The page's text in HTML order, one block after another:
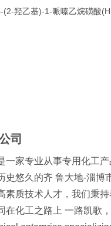
(2-羟乙基)-1-哌嗪乙烷磺酸
司
一家专业从事专用化工
史悠久的齐 鲁大地-淄
素质技术人才，我们秉
在化工之路上 一路凯歌